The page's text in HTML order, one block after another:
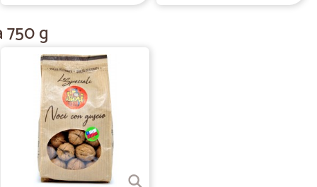
da…
mai avuto nessun problema. Veloci, precisi,
difetto nel confezionamento ma imputabile
Il corriere un paio di volte ha rotto delle bottiglie di
successivo. Continuerò a fare la spesa da loro
750 g